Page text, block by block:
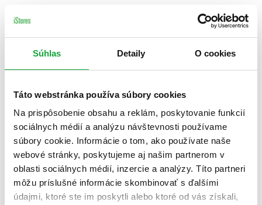
Súhlas Detaily O cookies
Táto webstránka používa súbory cookies
Na prispôsobenie obsahu a reklám, poskytovanie funkcií
sociálnych médií a analýzu návštevnosti používame
súbory cookie. Informácie o tom, ako používate naše
webové stránky, poskytujeme aj našim partnerom v
oblasti sociálnych médií, inzercie a analýzy. Títo partneri
môžu príslušné informácie skombinovať s ďalšími
údajmi, ktoré ste im poskytli alebo ktoré od vás získali,